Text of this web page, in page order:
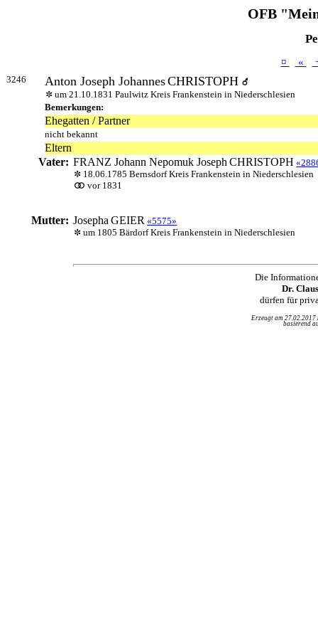
OFB
¤ «
3246 Anton Joseph JohannesCHRISTOPH
um 21.10.1831 Paulwitz Kreis Frankenstein in Niederschlesien
Bemerkungen:
Ehegatten / Partner
nicht bekannt
Eltern
Vater: FRANZ Johann Nepomuk Joseph CHRISTOPH
18.06.1785 Bernsdorf Kreis Frankenstein in Niederschlesien
vor 1831
Mutter: Josepha GEIER «5575»
um 1805 Bärdorf Kreis Frankenstein in Niederschlesien
Die
Dr.
dürfen für
Erzeugt am
basierend